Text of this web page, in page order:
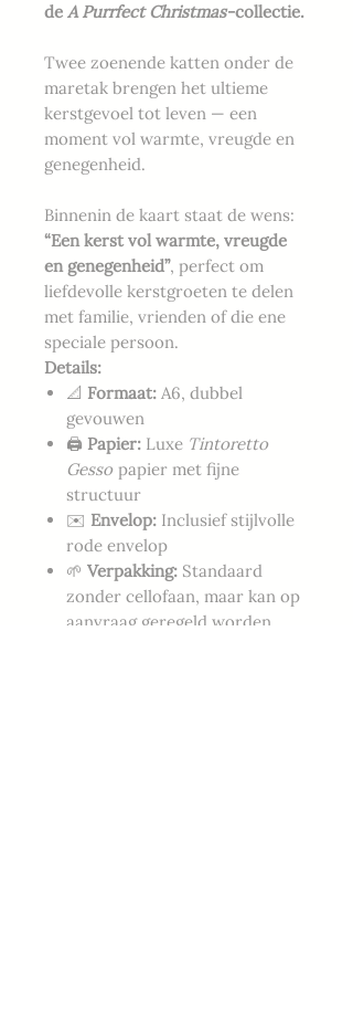
de A Purrfect Christmas-collectie.
Twee zoenende katten onder de
maretak brengen het ultieme
kerstgevoel tot leven — een
moment vol warmte, vreugde en
genegenheid.
Binnenin de kaart staat de wens:
“Een kerst vol warmte, vreugde
en genegenheid”, perfect om
liefdevolle kerstgroeten te delen
met familie, vrienden of die ene
speciale persoon.
Details:
📐 Formaat: A6, dubbel
gevouwen
🖨️ Papier: Luxe Tintoretto
Gesso papier met fijne
structuur
✉️ Envelop: Inclusief stijlvolle
rode envelop
🌱 Verpakking: Standaard
zonder cellofaan, maar kan op
aanvraag geregeld worden